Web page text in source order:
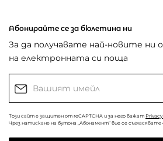
Абонирайте се за бюлетина ни
За да получавате най-новите
на електронната си поща
Този сайт е защитен от reCAPTCHA и за него важат
Чрез натискане на бутона „Абонамент“ вие се съгласявате